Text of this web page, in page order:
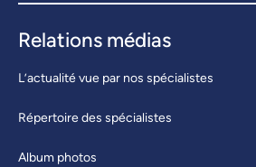
Relations médias
L’actualité vue par nos spécialistes
Répertoire des spécialistes
Album photos